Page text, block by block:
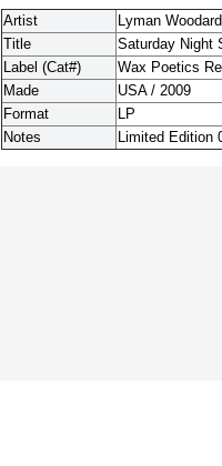
Artist
Lyman
Title
Saturday Night
Label (Cat#)
Wax Poetics
Made
USA / 2009
Format
LP
Notes
Limited Edition